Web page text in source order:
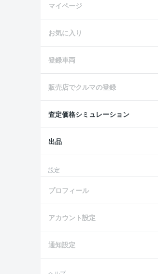
マイページ
お気に入り
登録車両
販売店でクルマの登録
査定価格シミュレーション
出品
設定
プロフィール
アカウント設定
通知設定